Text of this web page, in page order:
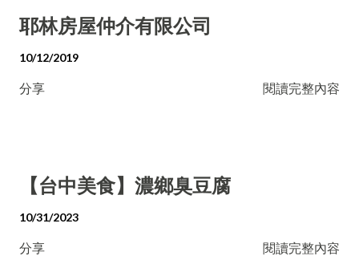
耶林房屋仲介有限公司
10/12/2019
分享 閱讀完整內容
【台中美食】濃鄉臭豆腐
10/31/2023
分享 閱讀完整內容